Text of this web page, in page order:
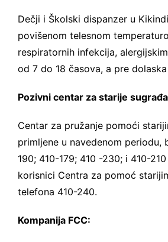
Dečji i Školski dispanzer u
povišenom telesnom
respiratornih infekcija,
od 7 do 18 časova, a pre
Pozivni centar za starije
Centar za pružanje pomoći
primljene u navedenom
190; 410-179; 410 -230; i 410-
korisnici Centra za pomoć
telefona 410-240.
Kompanija FCC: